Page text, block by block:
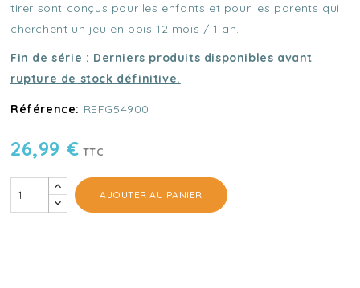
tirer sont conçus pour les enfants et pour les parents qui
cherchent un jeu en bois 12 mois / 1 an.
Fin de série : Derniers produits disponibles avant
rupture de stock définitive.
Référence: REFG54900
26,99 € TTC
AJOUTER AU PANIER